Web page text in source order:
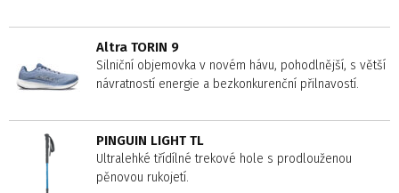
Altra TORIN 9
Silniční objemovka v novém hávu, pohodlnější, s větší
návratností energie a bezkonkurenční přilnavostí.
PINGUIN LIGHT TL
Ultralehké třídílné trekové hole s prodlouženou
pěnovou rukojetí.